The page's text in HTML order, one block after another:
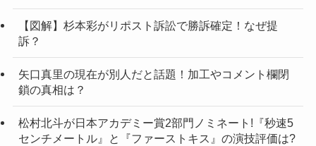
【図解】杉本彩がリポスト訴訟で勝訴確定！なぜ提
訴？
矢口真里の現在が別人だと話題！加工やコメント欄閉
鎖の真相は？
松村北斗が日本アカデミー賞2部門ノミネート!『秒速5
センチメートル』と『ファーストキス』の演技評価は?